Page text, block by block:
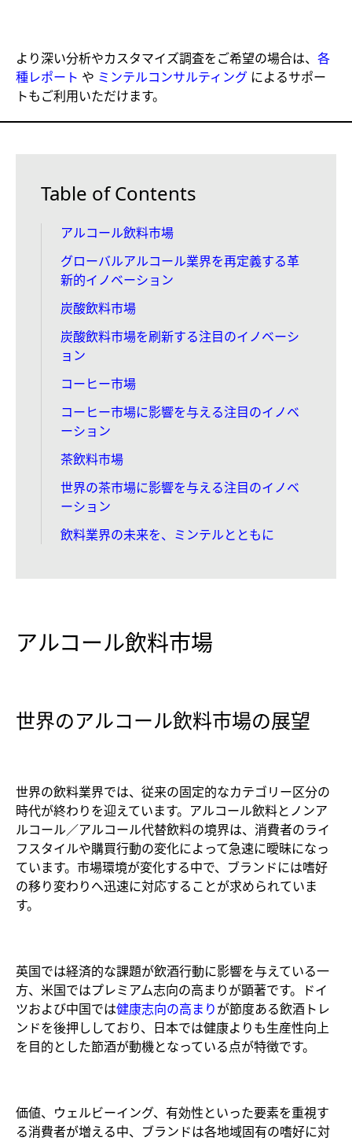
より深い分析やカスタマイズ調査をご希望の場合は、 各
種レポート や ミンテルコンサルティング によるサポー
トもご利用いただけます。
Table of Contents
アルコール飲料市場
グローバルアルコール業界を再定義する革
新的イノベーション
炭酸飲料市場
炭酸飲料市場を刷新する注目のイノベーシ
ョン
コーヒー市場
コーヒー市場に影響を与える注目のイノベ
ーション
茶飲料市場
世界の茶市場に影響を与える注目のイノベ
ーション
飲料業界の未来を、ミンテルとともに
アルコール飲料市場
世界のアルコール飲料市場の展望
世界の飲料業界では、従来の固定的なカテゴリー区分の
時代が終わりを迎えています。アルコール飲料とノンア
ルコール／アルコール代替飲料の境界は、消費者のライ
フスタイルや購買行動の変化によって急速に曖昧になっ
ています。市場環境が変化する中で、ブランドには嗜好
の移り変わりへ迅速に対応することが求められていま
す。
英国では経済的な課題が飲酒行動に影響を与えている一
方、米国ではプレミアム志向の高まりが顕著です。ドイ
ツおよび中国では健康志向の高まりが節度ある飲酒トレ
ンドを後押ししており、日本では健康よりも生産性向上
を目的とした節酒が動機となっている点が特徴です。
価値、ウェルビーイング、有効性といった要素を重視す
る消費者が増える中、ブランドは各地域固有の嗜好に対